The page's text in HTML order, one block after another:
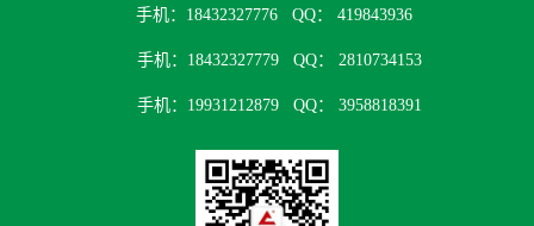
手机：18432327776 QQ： 419843936
手机：18432327779QQ： 2810734153
手机：19931212879 QQ： 3958818391